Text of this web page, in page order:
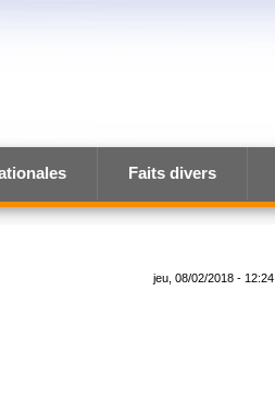
Faits divers
jeu, 08/02/2018 - 12:24